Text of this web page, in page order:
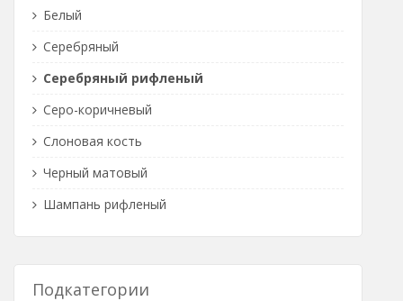
Розетки Интернет
Белый
Серебряный
Серебряный рифленый
Серо-коричневый
Слоновая кость
Черный матовый
Шампань рифленый
Подкатегории